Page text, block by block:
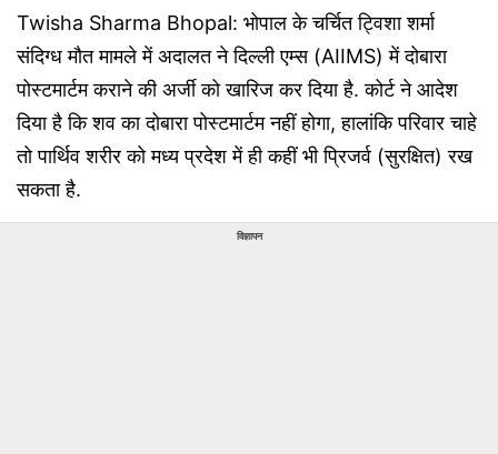
Twisha Sharma Bhopal: भोपाल के चर्चित ट्विशा शर्मा
संदिग्ध मौत मामले में अदालत ने दिल्ली एम्स (AIIMS) में दोबारा
पोस्टमार्टम कराने की अर्जी को खारिज कर दिया है. कोर्ट ने आदेश
दिया है कि शव का दोबारा पोस्टमार्टम नहीं होगा, हालांकि परिवार चाहे
तो पार्थिव शरीर को मध्य प्रदेश में ही कहीं भी प्रिजर्व (सुरक्षित) रख
सकता है.
विज्ञापन